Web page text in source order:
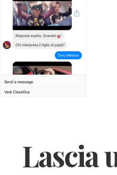
Lascia